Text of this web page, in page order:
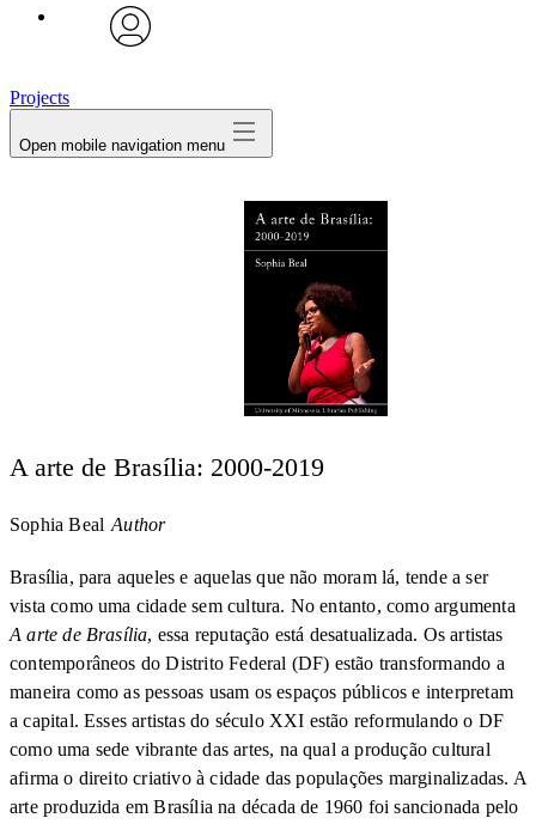
Projects
Open mobile navigation menu
A arte de Brasília: 2000-2019
Sophia Beal Author
Brasília, para aqueles e aquelas que não moram lá, tende a ser
vista como uma cidade sem cultura. No entanto, como argumenta
A arte de Brasília, essa reputação está desatualizada. Os artistas
contemporâneos do Distrito Federal (DF) estão transformando a
maneira como as pessoas usam os espaços públicos e interpretam
a capital. Esses artistas do século XXI estão reformulando o DF
como uma sede vibrante das artes, na qual a produção cultural
afirma o direito criativo à cidade das populações marginalizadas. A
arte produzida em Brasília na década de 1960 foi sancionada pelo